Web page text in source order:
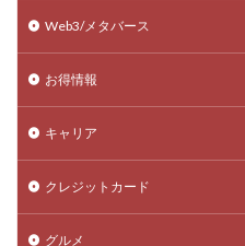
Web3/メタバース
お得情報
キャリア
クレジットカード
グルメ